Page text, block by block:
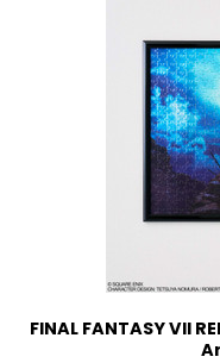
FINAL FANTASY VII